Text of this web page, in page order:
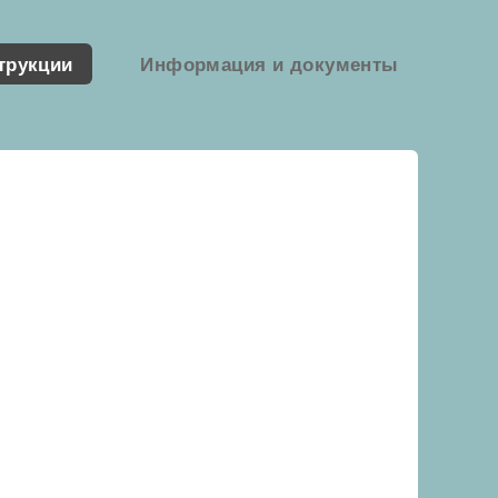
Информация и документы